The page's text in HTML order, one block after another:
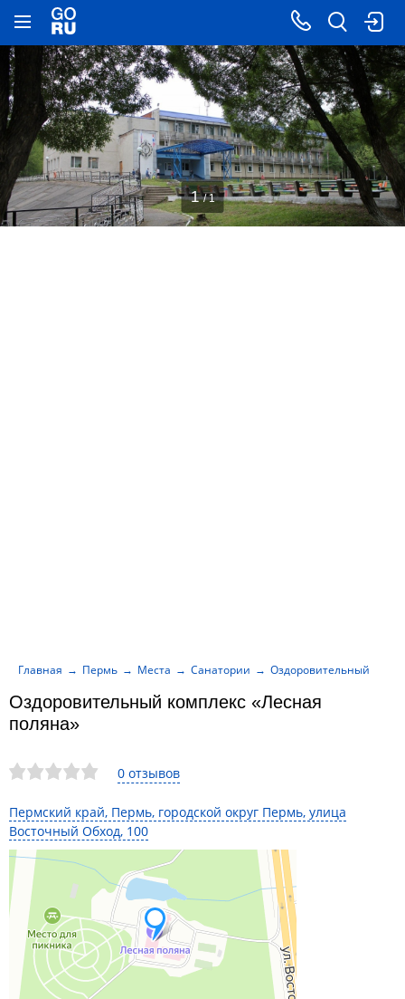
0 отзывов
Пермский край, Пермь, городской округ Пермь, улица
Восточный Обход, 100
Оздоровительный комплекс «Лесная
поляна»
Главная Пермь Места Санатории Оздоровительный
1 / 1